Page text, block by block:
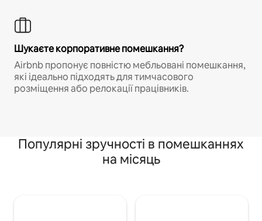
Шукаєте корпоративне помешкання?
Airbnb пропонує повністю мебльовані помешкання,
які ідеально підходять для тимчасового
розміщення або релокації працівників.
Популярні зручності в помешканнях
на місяць